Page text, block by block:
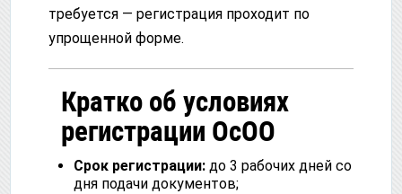
требуется — регистрация проходит по
упрощенной форме.
Кратко об условиях
регистрации ОсОО
Срок регистрации: до 3 рабочих дней со
дня подачи документов;